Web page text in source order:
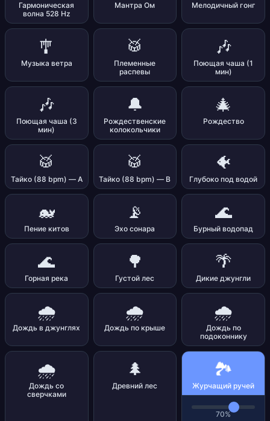
Гармоническая
волна 528 Hz
Мантра Ом Мелодичный гонг
🎐
Музыка ветра
🥁
Племенные
распевы
🎶
Поющая чаша (1
мин)
🎶
Поющая чаша (3
мин)
🔔
Рождественские
колокольчики
🎄
Рождество
🥁
Тайко (88 bpm) — A
🥁
Тайко (88 bpm) — B
🐠
Глубоко под водой
🐋
Пение китов
📡
Эхо сонара
🌊
Бурный водопад
🌊
Горная река
🌳
Густой лес
🌴
Дикие джунгли
🌧️
Дождь в джунглях
🌧️
Дождь по крыше
🌧️
Дождь по
подоконнику
🌧️
Дождь со
сверчками
🌲
Древний лес
🏞️
Журчащий ручей
70%